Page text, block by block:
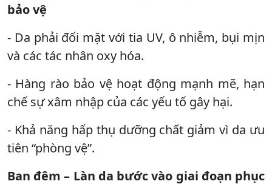
bảo vệ
- Da phải đối mặt với tia UV, ô nhiễm, bụi mịn
và các tác nhân oxy hóa.
- Hàng rào bảo vệ hoạt động mạnh mẽ, hạn
chế sự xâm nhập của các yếu tố gây hại.
- Khả năng hấp thụ dưỡng chất giảm vì da ưu
tiên “phòng vệ”.
Ban đêm – Làn da bước vào giai đoạn phục